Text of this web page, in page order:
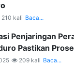
210 kali Baca...
Penjaringan
Pastikan
209 kali Baca...